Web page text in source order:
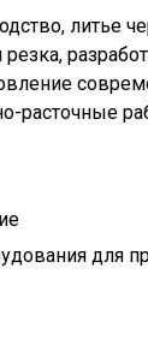
литье
расточные
для